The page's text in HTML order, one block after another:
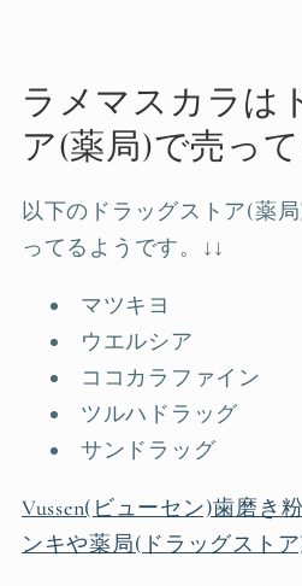
ラメマスカラは
ア(薬局)で売っ
以下のドラッグストア(薬
ってるようです。↓↓
マツキヨ
ウエルシア
ココカラファイン
ツルハドラッグ
サンドラッグ
Vussen(ビューセン)歯磨き
ンキや薬局(ドラッグスト